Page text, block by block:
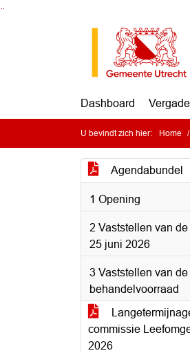
Dashboard
U bevindt zich hier: Home
Agendabundel
1 Opening
2 Vaststellen van
25 juni 2026
3 Vaststellen van de
behandelvoorraad
commissie
2026